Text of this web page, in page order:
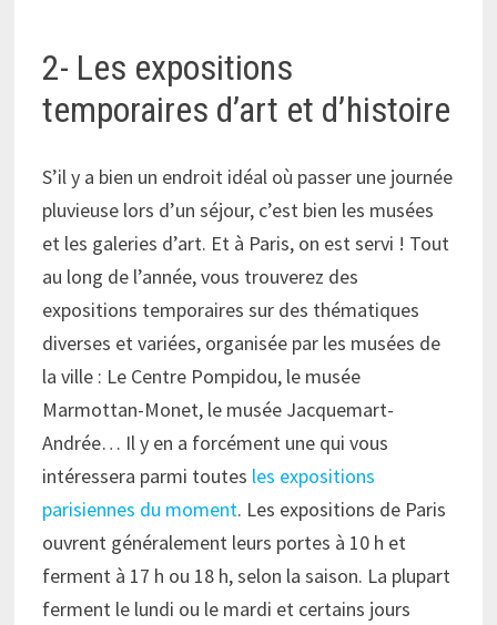
2- Les expositions
temporaires d’art et d’histoire
S’il y a bien un endroit idéal où passer une journée
pluvieuse lors d’un séjour, c’est bien les musées
et les galeries d’art. Et à Paris, on est servi ! Tout
au long de l’année, vous trouverez des
expositions temporaires sur des thématiques
diverses et variées, organisée par les musées de
la ville : Le Centre Pompidou, le musée
Marmottan-Monet, le musée Jacquemart-
Andrée… Il y en a forcément une qui vous
intéressera parmi toutes les expositions
parisiennes du moment. Les expositions de Paris
ouvrent généralement leurs portes à 10 h et
ferment à 17 h ou 18 h, selon la saison. La plupart
ferment le lundi ou le mardi et certains jours